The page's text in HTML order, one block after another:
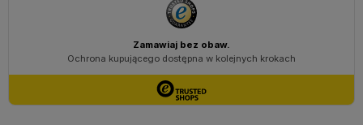
Wybierz coś dla siebie z naszej aktualnej oferty lub
zaloguj się, aby przywrócić dodane produkty do listy
z poprzedniej sesji.